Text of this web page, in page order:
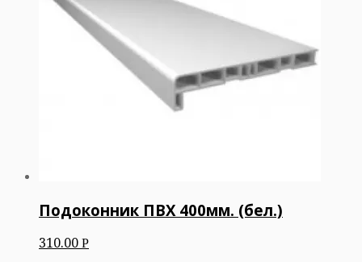
Подоконник ПВХ 400мм. (бел.)
310.00 Р